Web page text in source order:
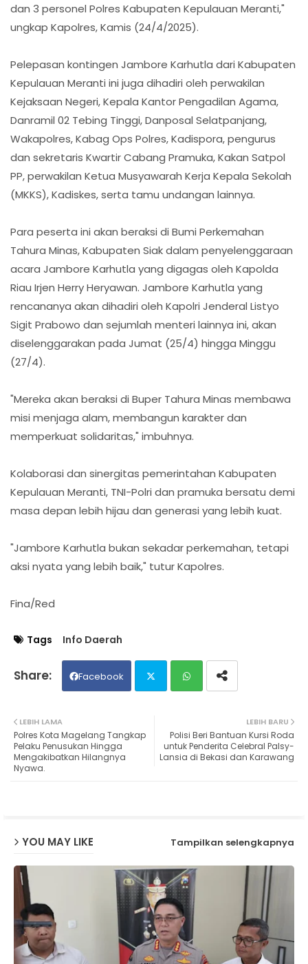
dan 3 personel Polres Kabupaten Kepulauan Meranti,"
ungkap Kapolres, Kamis (24/4/2025).
Pelepasan kontingen Jambore Karhutla dari Kabupaten
Kepulauan Meranti ini juga dihadiri oleh perwakilan
Kejaksaan Negeri, Kepala Kantor Pengadilan Agama,
Danramil 02 Tebing Tinggi, Danposal Selatpanjang,
Wakapolres, Kabag Ops Polres, Kadispora, pengurus
dan sekretaris Kwartir Cabang Pramuka, Kakan Satpol
PP, perwakilan Ketua Musyawarah Kerja Kepala Sekolah
(MKKS), Kadiskes, serta tamu undangan lainnya.
Para peserta ini akan beraksi di Bumi Perkemahan
Tahura Minas, Kabupaten Siak dalam penyelenggaraan
acara Jambore Karhutla yang digagas oleh Kapolda
Riau Irjen Herry Heryawan. Jambore Karhutla yang
rencananya akan dihadiri oleh Kapolri Jenderal Listyo
Sigit Prabowo dan sejumlah menteri lainnya ini, akan
diselenggarakan pada Jumat (25/4) hingga Minggu
(27/4).
"Mereka akan beraksi di Buper Tahura Minas membawa
misi menjaga alam, membangun karakter dan
memperkuat solidaritas," imbuhnya.
Kolaborasi dan sinergitas pemerintahan Kabupaten
Kepulauan Meranti, TNI-Polri dan pramuka bersatu demi
masa depan lebih hijau dan generasi yang lebih kuat.
"Jambore Karhutla bukan sekadar perkemahan, tetapi
aksi nyata yang lebih baik," tutur Kapolres.
Fina/Red
Tags Info Daerah
Facebook
ter ats
LEBIH BARU
Polisi Beri Bantuan Kursi Roda
untuk Penderita Celebral Palsy-
Lansia di Bekasi dan Karawang
LEBIH LAMA
Polres Kota Magelang Tangkap
Pelaku Penusukan Hingga
Mengakibatkan Hilangnya
Nyawa.
YOU MAY LIKE Tampilkan selengkapnya